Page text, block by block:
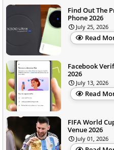
Find Out The
Phone 2026
July 25, 2026
Read
Facebook
2026
July 13, 2026
Read
FIFA World
Venue 2026
July 01, 2026